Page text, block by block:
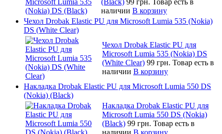
наличии В корзину
Чехол Drobak Elastic PU для Microsoft Lumia 535 (Nokia)
DS (White Clear)
Чехол Drobak Elastic PU для
Microsoft Lumia 535 (Nokia) DS
(White Clear) 99 грн. Товар есть в
наличии В корзину
Накладка Drobak Elastic PU для Microsoft Lumia 550 DS
(Nokia) (Black)
Накладка Drobak Elastic PU для
Microsoft Lumia 550 DS (Nokia)
(Black) 99 грн. Товар есть в
наличии В корзину